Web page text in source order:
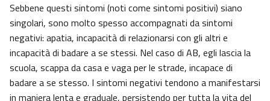
Sebbene questi sintomi (noti come sintomi positivi) siano
singolari, sono molto spesso accompagnati da sintomi
negativi: apatia, incapacità di relazionarsi con gli altri e
incapacità di badare a se stessi. Nel caso di AB, egli lascia la
scuola, scappa da casa e vaga per le strade, incapace di
badare a se stesso. I sintomi negativi tendono a manifestarsi
in maniera lenta e graduale, persistendo per tutta la vita del